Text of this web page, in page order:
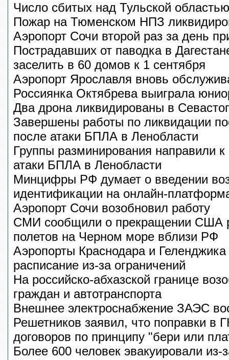
Число сбитых над Тульской
Пожар на Тюменском НПЗ
Аэропорт Сочи второй раз за день
Пострадавших от паводка в
заселить в 60 домов к 1 сентября
Аэропорт Ярославля вновь
Россиянка Октябрева выиграла
Два дрона ликвидированы в
Завершены работы по ликвидации
после атаки БПЛА в Ленобласти
Группы разминирования направили
атаки БПЛА в Ленобласти
Минцифры РФ думает о введении
идентификации на онлайн-
Аэропорт Сочи возобновил работу
СМИ сообщили о прекращении США
полетов на Черном море вблизи РФ
Аэропорты Краснодара и Геленджика
расписание из-за ограничений
На российско-абхазской границе
граждан и автотранспорта
Внешнее электроснабжение ЗАЭС
Решетников заявил, что поправки в
договоров по принципу "бери или
Более 600 человек эвакуировали из-